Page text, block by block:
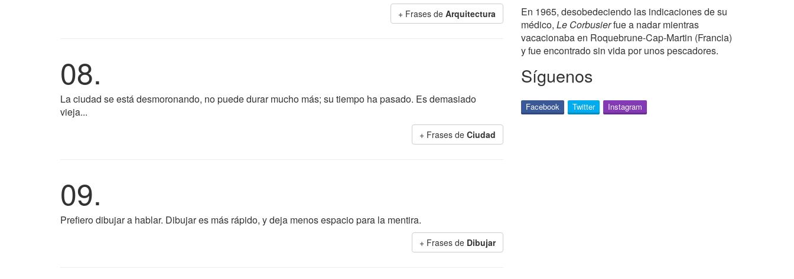
+ Frases de Arquitectura
08.
La ciudad se está desmoronando, no puede durar mucho más; su tiempo ha pasado. Es demasiado
vieja...
+ Frases de Ciudad
09.
Prefiero dibujar a hablar. Dibujar es más rápido, y deja menos espacio para la mentira.
+ Frases de Dibujar
En 1965, desobedeciendo las indicaciones de su
médico, Le Corbusierfue a nadar mientras
vacacionaba en Roquebrune-Cap-Martin (Francia)
y fue encontrado sin vida por unos pescadores.
Síguenos
Facebook Twitter Instagram